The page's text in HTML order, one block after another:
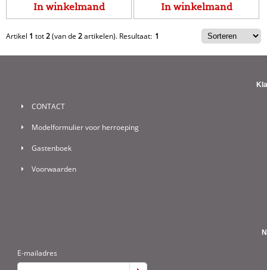
In winkelmand In winkelmand
Artikel 1 tot2(van de 2artikelen). Resultaat: 1
CONTACT
Modelformulier voor herroeping
Gastenboek
Voorwaarden
E-mailadres